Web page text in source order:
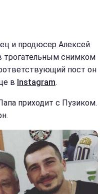
и продюсер Алексей
трогательным снимком
пост он
в Instagram.
приходит с Пузиком.